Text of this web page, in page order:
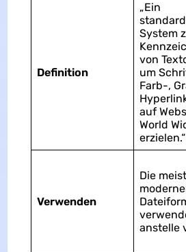
Definition
„Ein
System
von
um
Farb-,
auf
World
erzielen.“
Verwenden
Die
anstelle